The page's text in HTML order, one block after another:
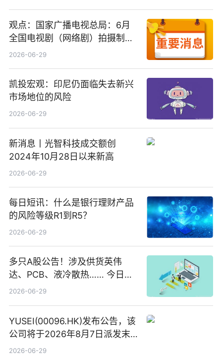
观点：国家广播电视总局：6月
全国电视剧（网络剧）拍摄制作
备案公示剧目197部
2026-06-29
凯投宏观：印尼仍面临失去新兴
市场地位的风险
2026-06-29
新消息丨光智科技成交额创
2024年10月28日以来新高
2026-06-29
每日短讯：什么是银行理财产品
的风险等级R1到R5？
2026-06-29
多只A股公告！涉及供货英伟
达、PCB、液冷散热…… 今日快
讯
2026-06-29
YUSEI(00096.HK)发布公告，该
公司将于2026年8月7日派发末
期股息每股人民币0.013元 每日
2026-06-29